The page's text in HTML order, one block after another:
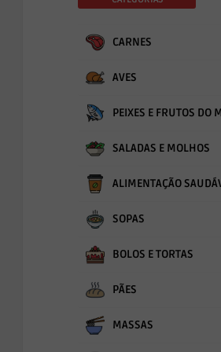
CARNES
AVES
PEIXES E FRUTOS DO
SALADAS E MOLHOS
ALIMENTAÇÃO
SOPAS
BOLOS E TORTAS
PÃES
MASSAS